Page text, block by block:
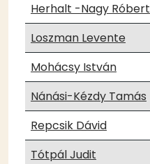
Herhalt -Nagy Róbert
Loszman Levente
Mohácsy István
Nánási-Kézdy Tamás
Repcsik Dávid
Tótpál Judit